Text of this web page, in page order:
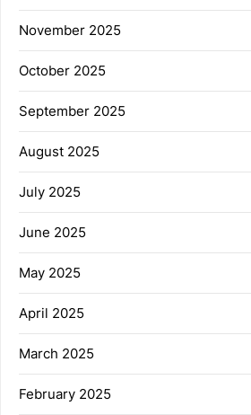
November 2025
October 2025
September 2025
August 2025
July 2025
June 2025
May 2025
April 2025
March 2025
February 2025